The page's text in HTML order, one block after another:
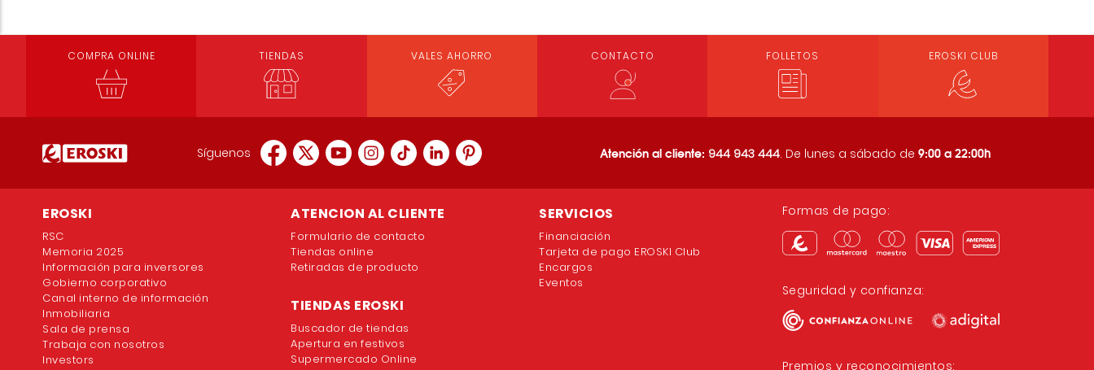
Loading PDF 100% ...
COMPRA ONLINE TIENDAS VALES AHORRO CONTACTO FOLLETOS EROSKI CLUB
Síguenos Atención al cliente: 944 943 444. De lunes a sábado de 9:00 a 22:00h
EROSKI
RSC
Memoria 2025
Información para inversores
Gobierno corporativo
Canal interno de información
Inmobiliaria
Sala de prensa
Trabaja con nosotros
Investors
ATENCION AL CLIENTE
Formulario de contacto
Tiendas online
Retiradas de producto
TIENDAS EROSKI
Buscador de tiendas
Apertura en festivos
Supermercado Online
SERVICIOS
Financiación
Tarjeta de pago EROSKI Club
Encargos
Eventos
Formas de pago:
Seguridad y confianza:
Premios y reconocimientos: